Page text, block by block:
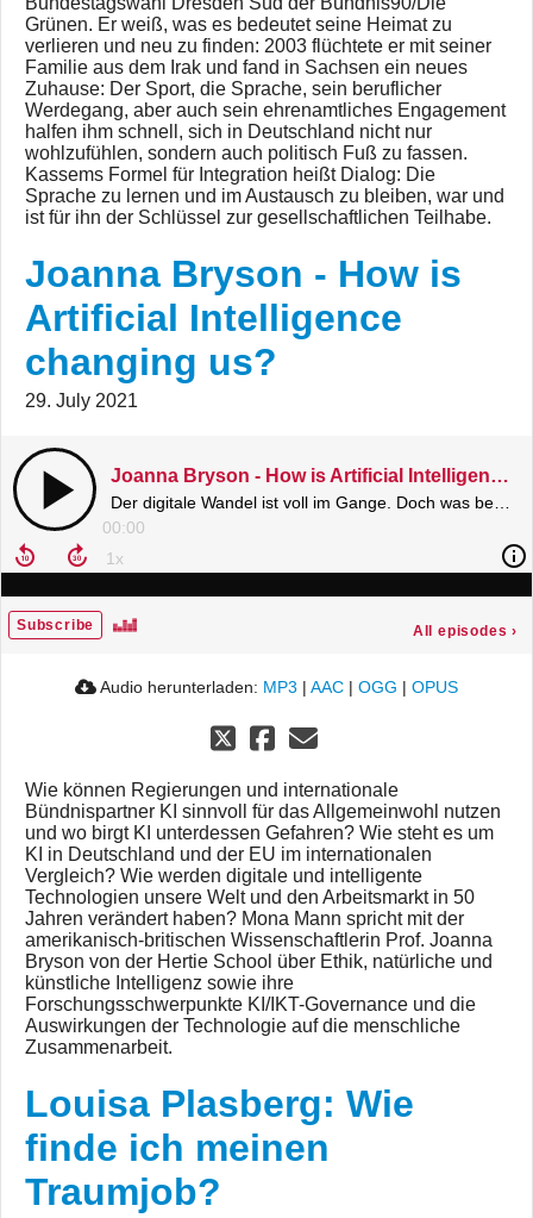
Grünen. Er weiß, was es bedeutet seine Heimat zu
verlieren und neu zu finden: 2003 flüchtete er mit seiner
Familie aus dem Irak und fand in Sachsen ein neues
Zuhause: Der Sport, die Sprache, sein beruflicher
Werdegang, aber auch sein ehrenamtliches Engagement
halfen ihm schnell, sich in Deutschland nicht nur
wohlzufühlen, sondern auch politisch Fuß zu fassen.
Kassems Formel für Integration heißt Dialog: Die
Sprache zu lernen und im Austausch zu bleiben, war und
ist für ihn der Schlüssel zur gesellschaftlichen Teilhabe.
Joanna Bryson - How is
Artificial Intelligence
changing us?
29. July 2021
Joanna Bryson - How is Artificial Intelligence changing us?
00:00
Subscribe All episodes ›
Audio herunterladen: MP3 | AAC | OGG | OPUS
Wie können Regierungen und internationale
Bündnispartner KI sinnvoll für das Allgemeinwohl nutzen
und wo birgt KI unterdessen Gefahren? Wie steht es um
KI in Deutschland und der EU im internationalen
Vergleich? Wie werden digitale und intelligente
Technologien unsere Welt und den Arbeitsmarkt in 50
Jahren verändert haben? Mona Mann spricht mit der
amerikanisch-britischen Wissenschaftlerin Prof. Joanna
Bryson von der Hertie School über Ethik, natürliche und
künstliche Intelligenz sowie ihre
Forschungsschwerpunkte KI/IKT-Governance und die
Auswirkungen der Technologie auf die menschliche
Zusammenarbeit.
Louisa Plasberg: Wie
finde ich meinen
Traumjob?